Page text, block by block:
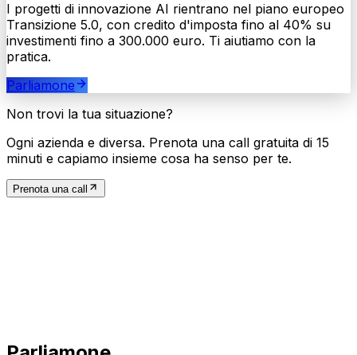
I progetti di innovazione AI rientrano nel piano europeo
Transizione 5.0, con credito d'imposta fino al 40% su
investimenti fino a 300.000 euro. Ti aiutiamo con la
pratica.
Parliamone
Non trovi la tua situazione?
Ogni azienda e diversa. Prenota una call gratuita di 15
minuti e capiamo insieme cosa ha senso per te.
Prenota una call